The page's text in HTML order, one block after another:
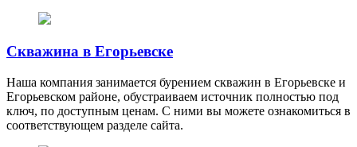
Скважина в Егорьевске
Наша компания занимается бурением скважин в Егорьевске и
Егорьевском районе, обустраиваем источник полностью под
ключ, по доступным ценам. С ними вы можете ознакомиться в
соответствующем разделе сайта.